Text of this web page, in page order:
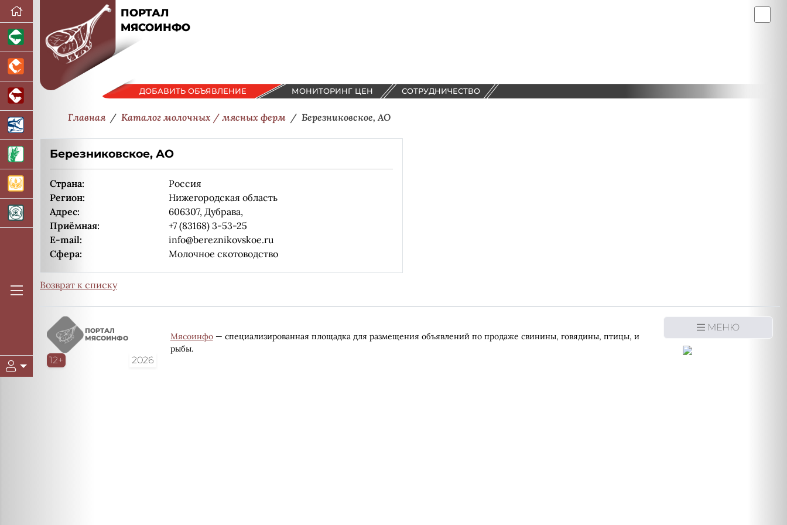
ПОРТАЛ
МЯСОИНФО
ДОБАВИТЬ ОБЪЯВЛЕНИЕ МОНИТОРИНГ ЦЕН СОТРУДНИЧЕСТВО
Главная Каталог молочных / мясных ферм Березниковское, АО
Березниковское, АО
Страна:
Россия
Регион:
Нижегородская область
Адрес:
606307, Дубрава,
Приёмная:
+7 (83168) 3-53-25
E-mail:
info@bereznikovskoe.ru
Сфера:
Молочное скотоводство
Возврат к списку
ПОРТАЛ
МЯСОИНФО
12+ 2026
Мясоинфо— специализированная площадка для размещения объявлений по продаже свинины, говядины, птицы, и
рыбы.
МЕНЮ